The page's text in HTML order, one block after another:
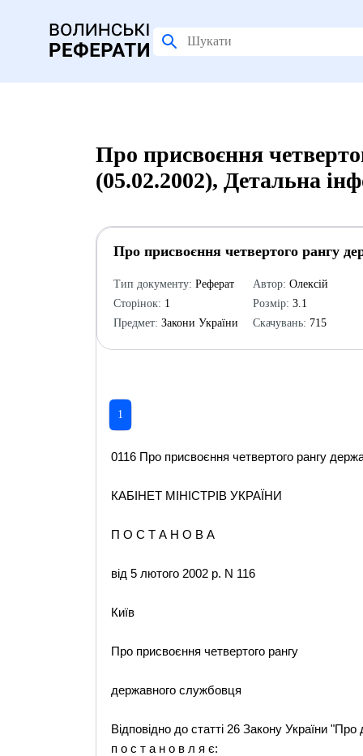
Про присвоєння
(05.02.2002), Детальна
Про присвоєння четвертого рангу
Тип документу: Реферат
Сторінок: 1
Предмет: Закони України
Автор: Олексій
Розмір: 3.1
Скачувань: 715
1
0116 Про присвоєння четвертого рангу
КАБІНЕТ МІНІСТРІВ УКРАЇНИ
П О С Т А Н О В А
від 5 лютого 2002 р. N 116
Київ
Про присвоєння четвертого рангу
державного службовця
Відповідно до статті 26 Закону України
п о с т а н о в л я є: